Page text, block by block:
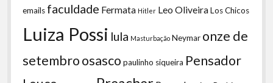
emails faculdade Fermata Hitler Leo OliveiraLos Chicos
Luiza Possi lula Masturbação Neymar onze de
setembroosasco paulinho siqueira Pensador